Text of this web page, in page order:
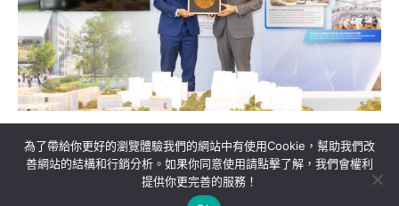
關於我們 隱私權政策 聯絡我們
為了帶給你更好的瀏覽體驗我們的網站中有使用Cookie，幫助我們改
善網站的結構和行銷分析。如果你同意使用請點擊了解，我們會權利
提供你更完善的服務！